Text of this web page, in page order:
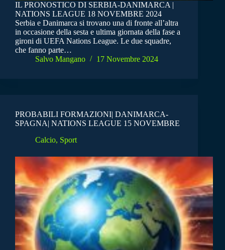
IL PRONOSTICO DI SERBIA-DANIMARCA |
NATIONS LEAGUE 18 NOVEMBRE 2024
Serbia e Danimarca si trovano una di fronte all’altra
in occasione della sesta e ultima giornata della fase a
gironi di UEFA Nations League. Le due squadre,
che fanno parte…
Salvo Mangano
17 Novembre 2024
PROBABILI FORMAZIONI| DANIMARCA-
SPAGNA| NATIONS LEAGUE 15 NOVEMBRE
Calcio, Sport